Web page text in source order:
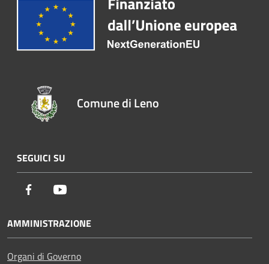
Comune di Leno
SEGUICI SU
Facebook
AMMINISTRAZIONE
Organi di Governo